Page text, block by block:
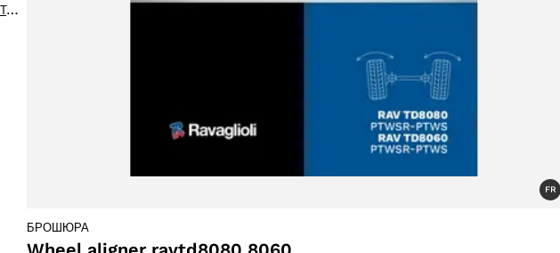
А
КСЕССУАРЫ СИСТЕМЫ ИЗМЕРЕНИЯ ГЛУБИНЫ ПРОТЕКТОРА ШИН
FR
БРОШЮРА